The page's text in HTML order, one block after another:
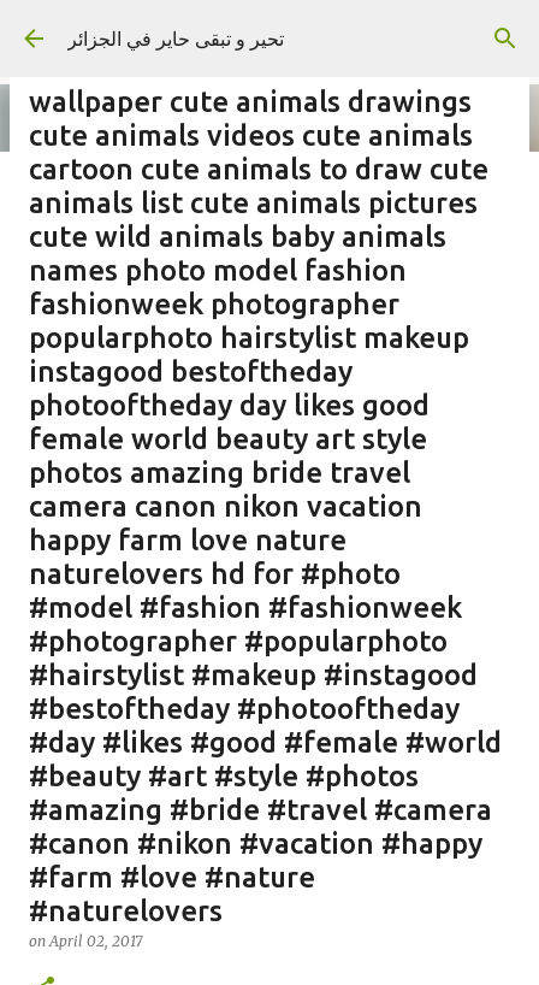
Skip to main content
تحير و تبقى حاير في الجزائر
onSeptember 02, 2023
wallpaper cute animals drawings
cute animals videos cute animals
cartoon cute animals to draw cute
animals list cute animals pictures
cute wild animals baby animals
names photo model fashion
fashionweek photographer
popularphoto hairstylist makeup
instagood bestoftheday
photooftheday day likes good
female world beauty art style
photos amazing bride travel
camera canon nikon vacation
happy farm love nature
naturelovers hd for #photo
#model #fashion #fashionweek
#photographer #popularphoto
#hairstylist #makeup #instagood
#bestoftheday #photooftheday
#day #likes #good #female #world
#beauty #art #style #photos
#amazing #bride #travel #camera
#canon #nikon #vacation #happy
#farm #love #nature
#naturelovers
onApril 02, 2017